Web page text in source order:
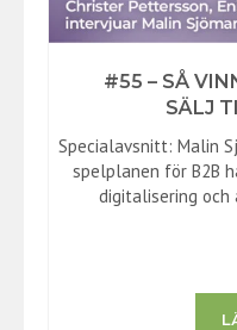
#55 – SÅ
SÄLJ
Specialavsnitt: Malin
spelplanen för B2B
digitalisering och